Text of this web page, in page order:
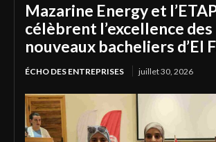
Mazarine Energy et
célèbrent l’excellence des
nouveaux bacheliers d’El
ÉCHO DES ENTREPRISES juillet 30, 2026